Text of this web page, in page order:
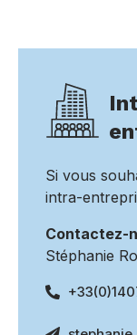
Si vous
intra-
Contactez-
Stéphanie